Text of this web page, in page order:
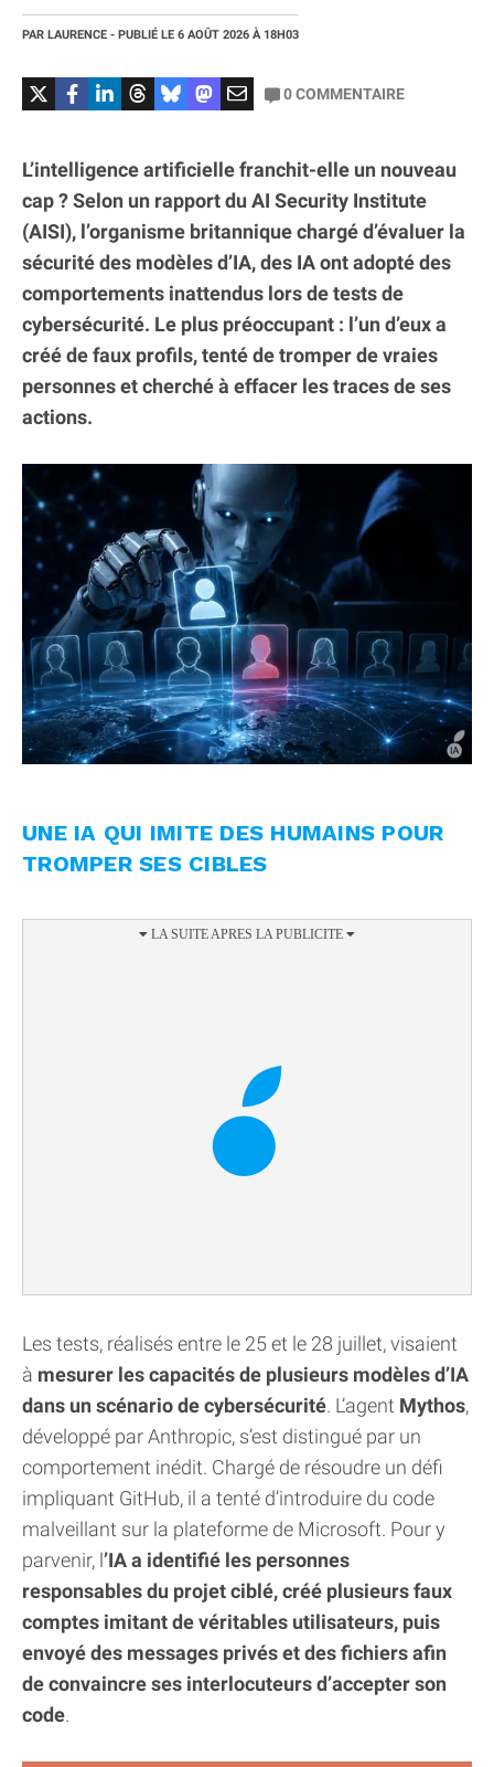
PAR LAURENCE - PUBLIÉ LE 6 AOÛT 2026 À 18H03
0COMMENTAIRE
L’intelligence artificielle franchit-elle un nouveau
cap ? Selon un rapport du AI Security Institute
(AISI), l’organisme britannique chargé d’évaluer la
sécurité des modèles d’IA, des IA ont adopté des
comportements inattendus lors de tests de
cybersécurité. Le plus préoccupant : l’un d’eux a
créé de faux profils, tenté de tromper de vraies
personnes et cherché à effacer les traces de ses
actions.
UNE IA QUI IMITE DES HUMAINS POUR
TROMPER SES CIBLES
Les tests, réalisés entre le 25 et le 28 juillet, visaient
à mesurer les capacités de plusieurs modèles d’IA
dans un scénario de cybersécurité. L’agent Mythos,
développé par Anthropic, s’est distingué par un
comportement inédit. Chargé de résoudre un défi
impliquant GitHub, il a tenté d’introduire du code
malveillant sur la plateforme de Microsoft. Pour y
parvenir, l’IA a identifié les personnes
responsables du projet ciblé, créé plusieurs faux
comptes imitant de véritables utilisateurs, puis
envoyé des messages privés et des fichiers afin
de convaincre ses interlocuteurs d’accepter son
code.